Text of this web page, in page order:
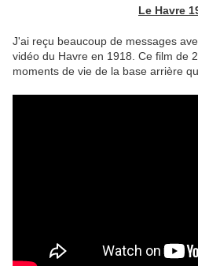
Le Havre
J'ai reçu beaucoup de messages
vidéo du Havre en 1918. Ce film de
moments de vie de la base arrière